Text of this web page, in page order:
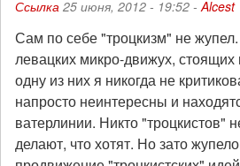
Ссылка 25 июня, 2012 - 19:52 -Alcest
Сам по себе "троцкизм" не
левацких микро-движух, стоящих
одну из них я никогда не
напросто неинтересны и
ватерлинии. Никто "троцкистов"
делают, что хотят. Но зато